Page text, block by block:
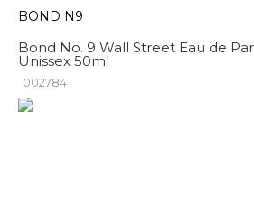
BOND N9
Bond No. 9 Wall Street Eau de
Unissex 50ml
002784